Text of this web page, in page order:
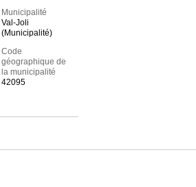
Municipalité
Val-Joli
(Municipalité)
Code
géographique de
la municipalité
42095